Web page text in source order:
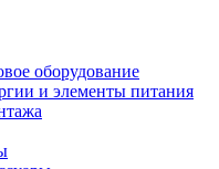
оборудование
и элементы питания